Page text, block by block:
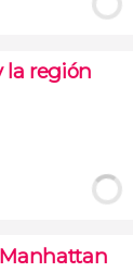
la región